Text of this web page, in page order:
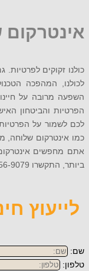
לפרטיות. גם
המהפכה הטכנולוגית
על חיינו. הודות
והביטחון האישיים.
על הפרטיות ועל
שלוחה, מציעים
אינטרקום
או השאירו את פרטיכם